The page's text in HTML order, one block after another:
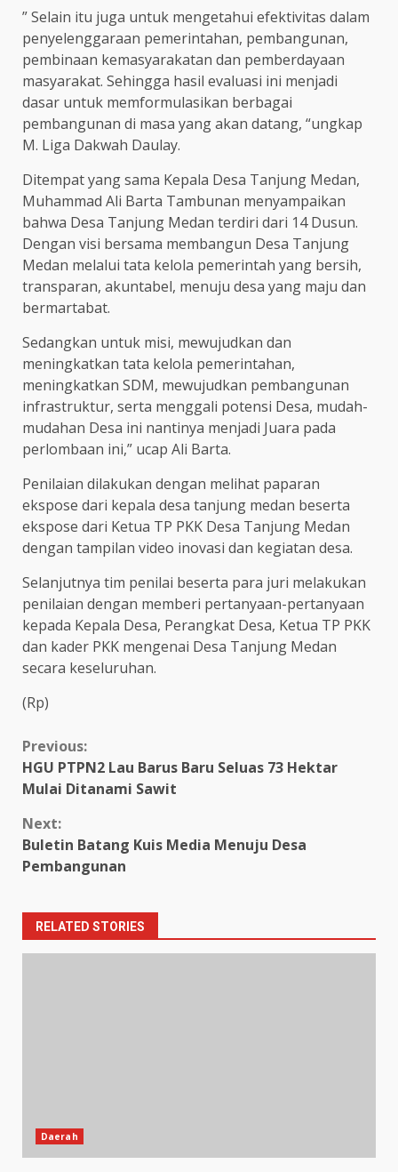
” Selain itu juga untuk mengetahui efektivitas dalam
penyelenggaraan pemerintahan, pembangunan,
pembinaan kemasyarakatan dan pemberdayaan
masyarakat. Sehingga hasil evaluasi ini menjadi
dasar untuk memformulasikan berbagai
pembangunan di masa yang akan datang, “ungkap
M. Liga Dakwah Daulay.
Ditempat yang sama Kepala Desa Tanjung Medan,
Muhammad Ali Barta Tambunan menyampaikan
bahwa Desa Tanjung Medan terdiri dari 14 Dusun.
Dengan visi bersama membangun Desa Tanjung
Medan melalui tata kelola pemerintah yang bersih,
transparan, akuntabel, menuju desa yang maju dan
bermartabat.
Sedangkan untuk misi, mewujudkan dan
meningkatkan tata kelola pemerintahan,
meningkatkan SDM, mewujudkan pembangunan
infrastruktur, serta menggali potensi Desa, mudah-
mudahan Desa ini nantinya menjadi Juara pada
perlombaan ini,” ucap Ali Barta.
Penilaian dilakukan dengan melihat paparan
ekspose dari kepala desa tanjung medan beserta
ekspose dari Ketua TP PKK Desa Tanjung Medan
dengan tampilan video inovasi dan kegiatan desa.
Selanjutnya tim penilai beserta para juri melakukan
penilaian dengan memberi pertanyaan-pertanyaan
kepada Kepala Desa, Perangkat Desa, Ketua TP PKK
dan kader PKK mengenai Desa Tanjung Medan
secara keseluruhan.
(Rp)
Continue
Reading
Previous:
HGU PTPN2 Lau Barus Baru Seluas 73 Hektar
Mulai Ditanami Sawit
Next:
Buletin Batang Kuis Media Menuju Desa
Pembangunan
RELATED STORIES
Daerah